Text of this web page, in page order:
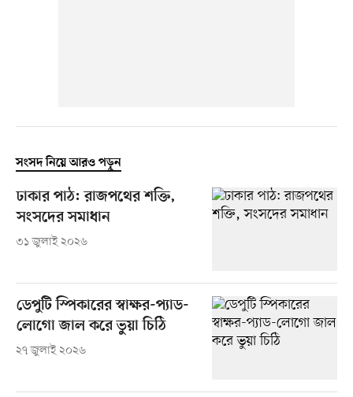
সংসদ নিয়ে আরও পড়ুন
ঢাকার পাঠ: রাজপথের শক্তি,
সংসদের সমাধান
৩১ জুলাই ২০২৬
ডেপুটি স্পিকারের স্বাক্ষর-প্যাড-
লোগো জাল করে ভুয়া চিঠি
২৭ জুলাই ২০২৬